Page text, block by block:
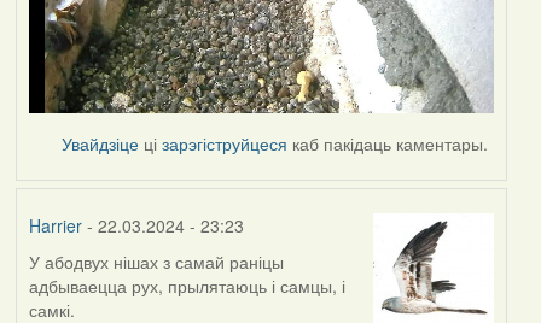
Увайдзіце цізарэгіструйцеся каб пакідаць каментары.
Harrier- 22.03.2024 - 23:23
У абодвух нішах з самай раніцы
адбываецца рух, прылятаюць і самцы, і
самкі.